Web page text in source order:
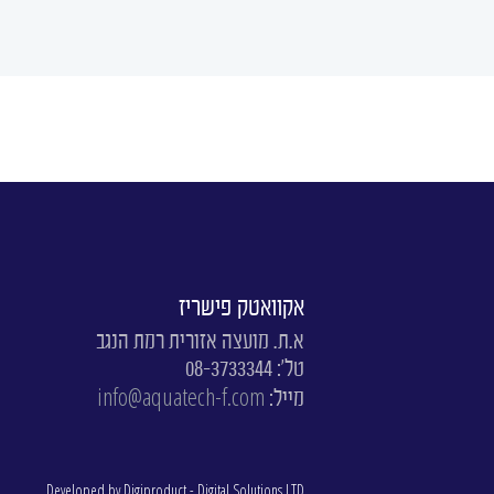
אקוואטק פישריז
א.ת. מועצה אזורית רמת הנגב
טל': 08-3733344
מייל: info@aquatech-f.com